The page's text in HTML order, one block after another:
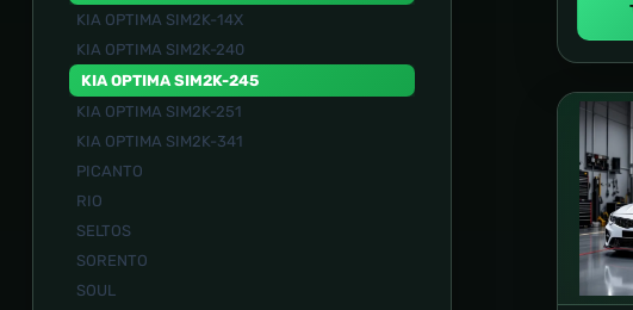
KIA OPTIMA SIM2K-14X
KIA OPTIMA SIM2K-240
KIA OPTIMA SIM2K-245
KIA OPTIMA SIM2K-251
KIA OPTIMA SIM2K-341
PICANTO
RIO
SELTOS
SORENTO
SOUL